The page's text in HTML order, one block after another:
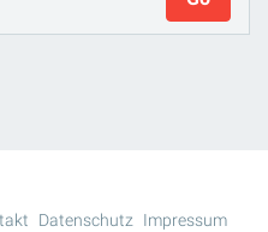
Datenschutz
Impressum